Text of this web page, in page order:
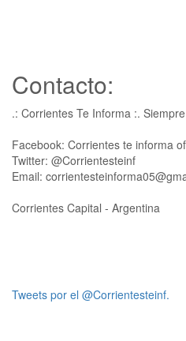
Contacto:
.: Corrientes Te Informa :.
Facebook: Corrientes te informa
Twitter: @Corrientesteinf
Email:
Corrientes Capital - Argentina
Tweets por el @Corrientesteinf.